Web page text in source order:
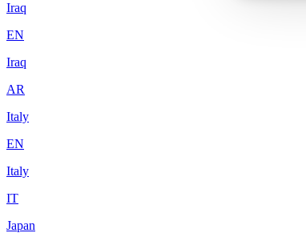
Iraq
EN
Iraq
AR
Italy
EN
Italy
IT
Japan